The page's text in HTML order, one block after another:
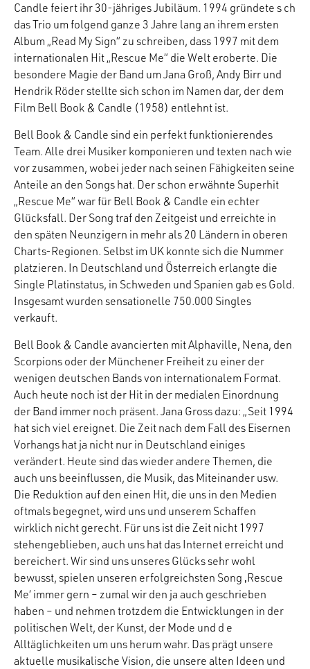
Candle feiert ihr 30-jähriges Jubiläum. 1994 gründete s ch
das Trio um folgend ganze 3 Jahre lang an ihrem ersten
Album „Read My Sign“ zu schreiben, dass 1997 mit dem
internationalen Hit „Rescue Me“ die Welt eroberte. Die
besondere Magie der Band um Jana Groß, Andy Birr und
Hendrik Röder stellte sich schon im Namen dar, der dem
Film Bell Book & Candle (1958) entlehnt ist.
Bell Book & Candle sind ein perfekt funktionierendes
Team. Alle drei Musiker komponieren und texten nach wie
vor zusammen, wobei jeder nach seinen Fähigkeiten seine
Anteile an den Songs hat. Der schon erwähnte Superhit
„Rescue Me“ war für Bell Book & Candle ein echter
Glücksfall. Der Song traf den Zeitgeist und erreichte in
den späten Neunzigern in mehr als 20 Ländern in oberen
Charts-Regionen. Selbst im UK konnte sich die Nummer
platzieren. In Deutschland und Österreich erlangte die
Single Platinstatus, in Schweden und Spanien gab es Gold.
Insgesamt wurden sensationelle 750.000 Singles
verkauft.
Bell Book & Candle avancierten mit Alphaville, Nena, den
Scorpions oder der Münchener Freiheit zu einer der
wenigen deutschen Bands von internationalem Format.
Auch heute noch ist der Hit in der medialen Einordnung
der Band immer noch präsent. Jana Gross dazu: „Seit 1994
hat sich viel ereignet. Die Zeit nach dem Fall des Eisernen
Vorhangs hat ja nicht nur in Deutschland einiges
verändert. Heute sind das wieder andere Themen, die
auch uns beeinflussen, die Musik, das Miteinander usw.
Die Reduktion auf den einen Hit, die uns in den Medien
oftmals begegnet, wird uns und unserem Schaffen
wirklich nicht gerecht. Für uns ist die Zeit nicht 1997
stehengeblieben, auch uns hat das Internet erreicht und
bereichert. Wir sind uns unseres Glücks sehr wohl
bewusst, spielen unseren erfolgreichsten Song ‚Rescue
Me‘ immer gern – zumal wir den ja auch geschrieben
haben – und nehmen trotzdem die Entwicklungen in der
politischen Welt, der Kunst, der Mode und d e
Alltäglichkeiten um uns herum wahr. Das prägt unsere
aktuelle musikalische Vision, die unsere alten Ideen und